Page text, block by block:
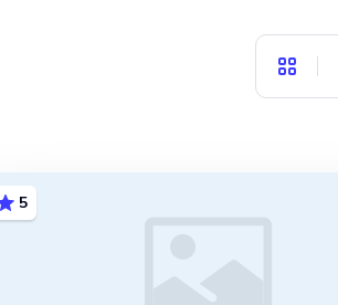
5